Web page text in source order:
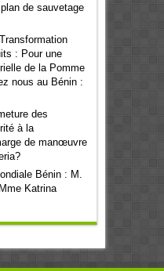
de sauvetage
Transformation
: Pour une
de la Pomme
nous au Bénin :
des
à la
de manœuvre
Bénin : M.
Katrina